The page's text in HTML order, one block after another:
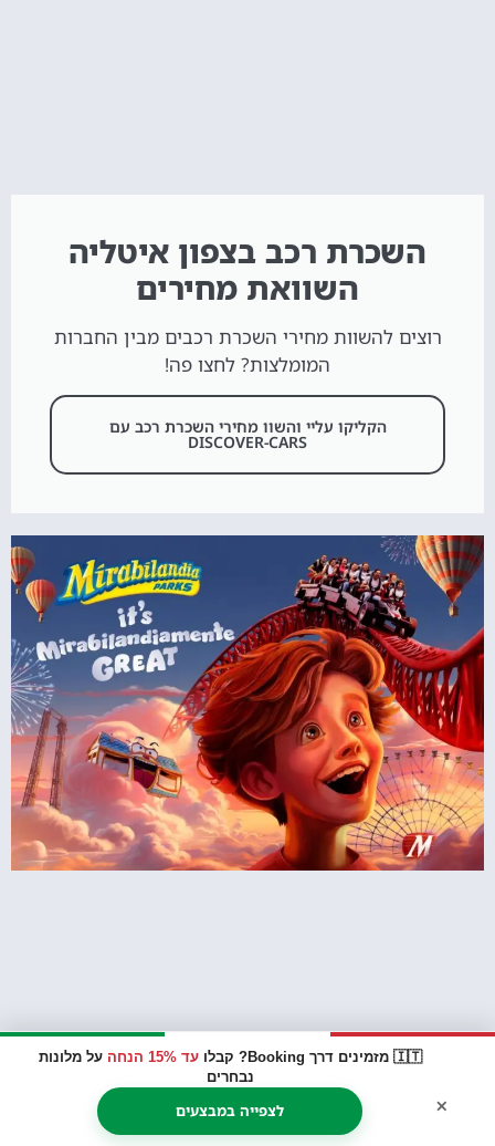
🇮🇹 מזמינים דרך Booking? קבלו עד 15% הנחה
על מלונות
נבחרים
לצפייה במבצעים ×
השכרת רכב בצפון איטליה
השוואת מחירים
רוצים להשוות מחירי השכרת רכבים מבין החברות
המומלצות? לחצו פה!
הקליקו עליי והשוו מחירי השכרת רכב עם
DISCOVER-CARS